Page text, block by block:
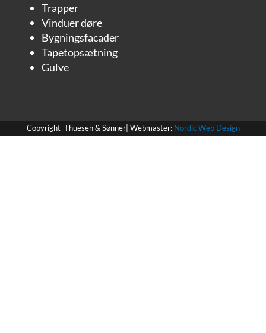
Trapper
Vinduer døre
Bygningsfacader
Tapetopsætning
Gulve
Copyright Thuesen & Sønner| Webmaster: Nordic Web Design